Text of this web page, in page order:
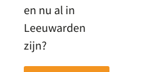
en nu al in
Leeuwarden
zijn?